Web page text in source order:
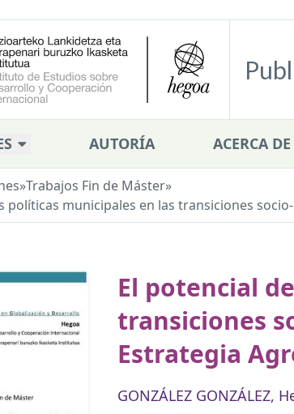
AUTORÍA ACERCA DE
»Trabajos Fin de Máster»
políticas municipales en las transiciones
El potencial
transiciones
Estrategia
GONZÁLEZ GONZÁLEZ,